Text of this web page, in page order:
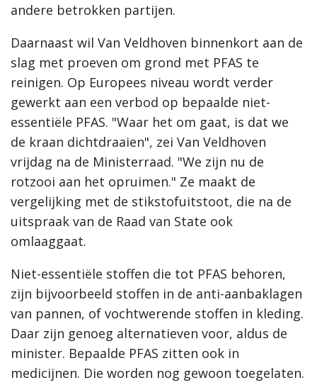
andere betrokken partijen.
Daarnaast wil Van Veldhoven binnenkort aan de
slag met proeven om grond met PFAS te
reinigen. Op Europees niveau wordt verder
gewerkt aan een verbod op bepaalde niet-
essentiële PFAS. "Waar het om gaat, is dat we
de kraan dichtdraaien", zei Van Veldhoven
vrijdag na de Ministerraad. "We zijn nu de
rotzooi aan het opruimen." Ze maakt de
vergelijking met de stikstofuitstoot, die na de
uitspraak van de Raad van State ook
omlaaggaat.
Niet-essentiële stoffen die tot PFAS behoren,
zijn bijvoorbeeld stoffen in de anti-aanbaklagen
van pannen, of vochtwerende stoffen in kleding.
Daar zijn genoeg alternatieven voor, aldus de
minister. Bepaalde PFAS zitten ook in
medicijnen. Die worden nog gewoon toegelaten.